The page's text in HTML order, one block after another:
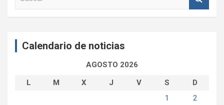
Calendario de noticias
AGOSTO 2026
L
M X J V S
D
1
2